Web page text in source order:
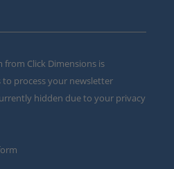
Click Dimensions is
to process your newsletter
hidden due to your privacy